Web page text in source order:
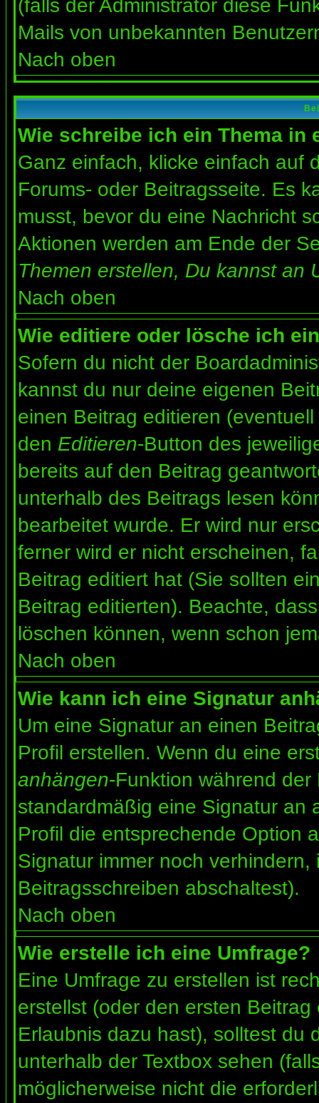
(falls der Administrator diese
Mails von unbekannten
Nach oben
Wie schreibe ich ein Thema in
Ganz einfach, klicke einfach auf
Forums- oder Beitragsseite. Es
musst, bevor du eine Nachricht
Aktionen werden am Ende der
Themen erstellen, Du kannst an
Nach oben
Wie editiere oder lösche ich
Sofern du nicht der
kannst du nur deine eigenen
einen Beitrag editieren
den Editieren-Button des
bereits auf den Beitrag
unterhalb des Beitrags lesen
bearbeitet wurde. Er wird nur
ferner wird er nicht erscheinen,
Beitrag editiert hat (Sie sollten
Beitrag editierten). Beachte,
löschen können, wenn schon
Nach oben
Wie kann ich eine Signatur
Um eine Signatur an einen
Profil erstellen. Wenn du eine
anhängen-Funktion während
standardmäßig eine Signatur an
Profil die entsprechende Option
Signatur immer noch
Beitragsschreiben abschaltest).
Nach oben
Wie erstelle ich eine Umfrage?
Eine Umfrage zu erstellen ist
erstellst (oder den ersten
Erlaubnis dazu hast), solltest du
unterhalb der Textbox sehen
möglicherweise nicht die